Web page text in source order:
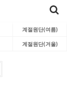
계절원단(여름)
계절원단(겨울)